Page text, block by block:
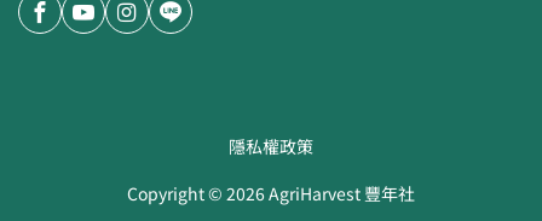
隱私權政策
Copyright ©2026AgriHarvest 豐年社